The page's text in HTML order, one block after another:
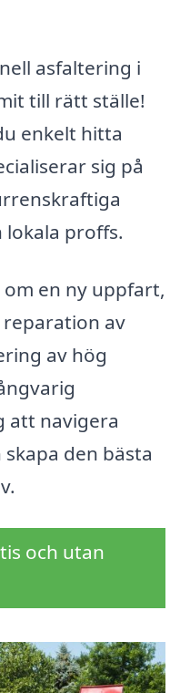
asfaltering i
till rätt ställe!
enkelt hitta
sig på
proffs.
en ny uppfart,
av
av hög
att navigera
den bästa
och utan